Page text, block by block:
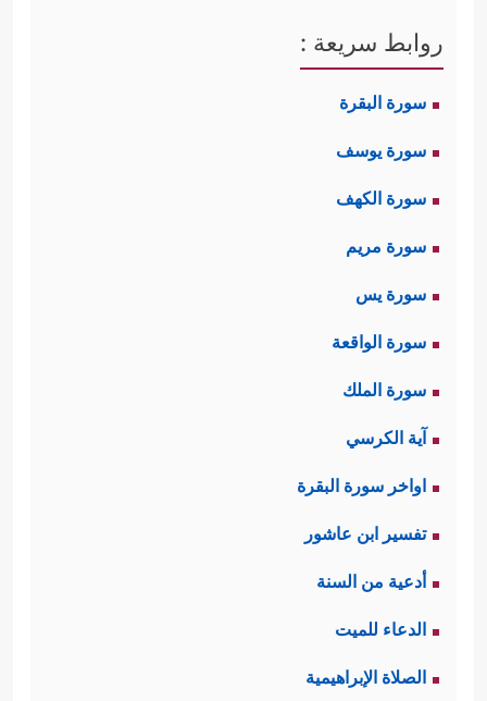
روابط سريعة :
سورة البقرة
سورة يوسف
سورة الكهف
سورة مريم
سورة يس
سورة الواقعة
سورة الملك
آية الكرسي
اواخر سورة البقرة
تفسير ابن عاشور
أدعية من السنة
الدعاء للميت
الصلاة الإبراهيمية